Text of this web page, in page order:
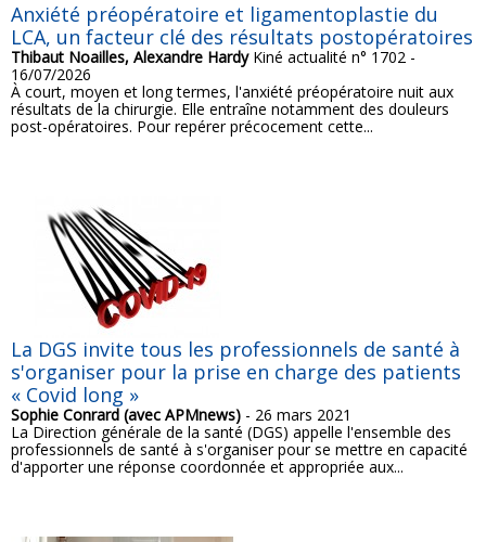
Anxiété préopératoire et ligamentoplastie du
LCA, un facteur clé des résultats postopératoires
Thibaut Noailles, Alexandre HardyKiné actualité n° 1702 -
16/07/2026
À court, moyen et long termes, l'anxiété préopératoire nuit aux
résultats de la chirurgie. Elle entraîne notamment des douleurs
post-opératoires. Pour repérer précocement cette...
La DGS invite tous les professionnels de santé à
s'organiser pour la prise en charge des patients
« Covid long »
Sophie Conrard (avec APMnews) - 26 mars 2021
La Direction générale de la santé (DGS) appelle l'ensemble des
professionnels de santé à s'organiser pour se mettre en capacité
d'apporter une réponse coordonnée et appropriée aux...